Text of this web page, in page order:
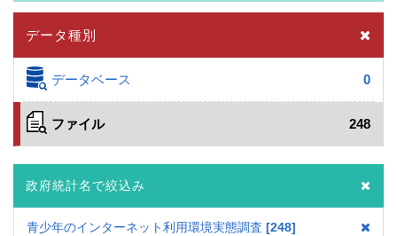
データ種別
データベース 0
ファイル 248
政府統計名で絞込み
青少年のインターネット利用環境実態調査 248